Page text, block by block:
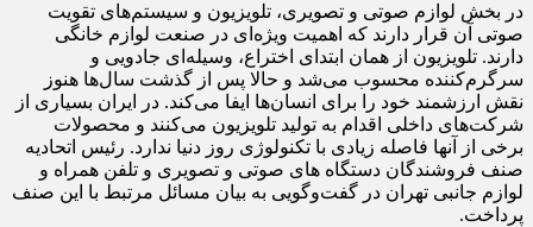
در بخش لوازم صوتی و تصویری، تلویزیون و سیستم‌های تقویت
صوتی آن قرار دارند که اهمیت ویژه‌ای در صنعت لوازم خانگی
دارند. تلویزیون از همان ابتدای اختراع، وسیله‌ای جادویی و
سرگرم‌کننده محسوب می‌شد و حالا پس از گذشت سال‌ها هنوز
نقش ارزشمند خود را برای انسان‌ها ایفا می‌کند. در ایران بسیاری از
شرکت‌های داخلی اقدام به تولید تلویزیون می‌کنند و محصولات
برخی از آنها فاصله زیادی با تکنولوژی روز دنیا ندارد. رئیس اتحادیه
صنف فروشندگان دستگاه های صوتی و تصویری و تلفن همراه و
لوازم جانبی تهران در گفت‌وگویی به بیان مسائل مرتبط با این صنف
پرداخت.